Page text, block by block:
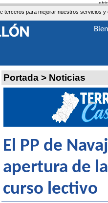
terceros para mejorar nuestros servicios
Portada > Noticias
El PP de
apertura de
curso lectivo